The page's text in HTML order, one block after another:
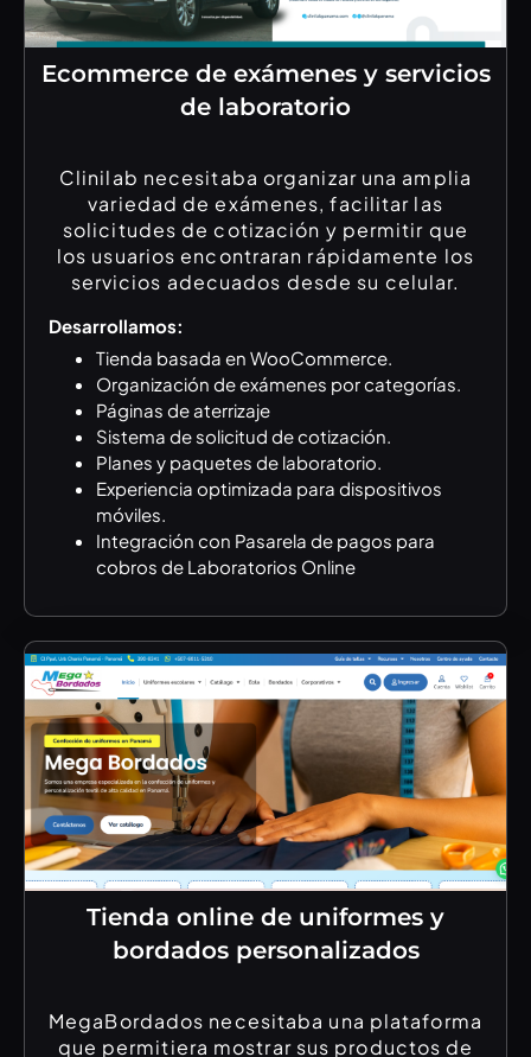
Ecommerce de exámenes y servicios
de laboratorio
Clinilab necesitaba organizar una amplia
variedad de exámenes, facilitar las
solicitudes de cotización y permitir que
los usuarios encontraran rápidamente los
servicios adecuados desde su celular.
Desarrollamos:
Tienda basada en WooCommerce.
Organización de exámenes por categorías.
Páginas de aterrizaje
Sistema de solicitud de cotización.
Planes y paquetes de laboratorio.
Experiencia optimizada para dispositivos
móviles.
Integración con Pasarela de pagos para
cobros de Laboratorios Online
Tienda online de uniformes y
bordados personalizados
MegaBordados necesitaba una plataforma
que permitiera mostrar sus productos de